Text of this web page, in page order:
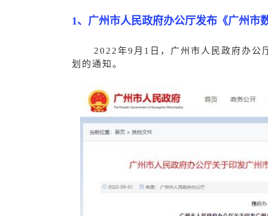
1、广州市人民政府办公厅发布《广州市
2022年9月1日，广州市人民政府办公
划的通知。